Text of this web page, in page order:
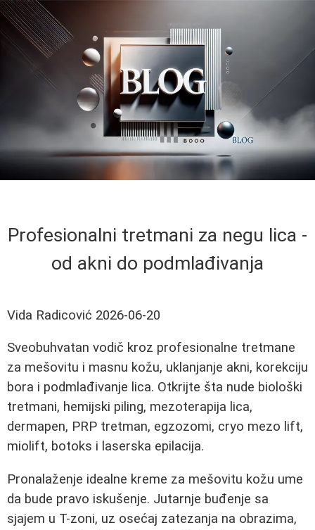
Profesionalni tretmani za negu lica -
od akni do podmlađivanja
Vida Radicović 2026-06-20
Sveobuhvatan vodič kroz profesionalne tretmane
za mešovitu i masnu kožu, uklanjanje akni, korekciju
bora i podmlađivanje lica. Otkrijte šta nude biološki
tretmani, hemijski piling, mezoterapija lica,
dermapen, PRP tretman, egzozomi, cryo mezo lift,
miolift, botoks i laserska epilacija.
Pronalaženje idealne kreme za mešovitu kožu ume
da bude pravo iskušenje. Jutarnje buđenje sa
sjajem u T-zoni, uz osećaj zatezanja na obrazima,